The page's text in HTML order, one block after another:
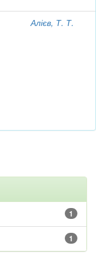
Алієв, Т. Т.
1
1